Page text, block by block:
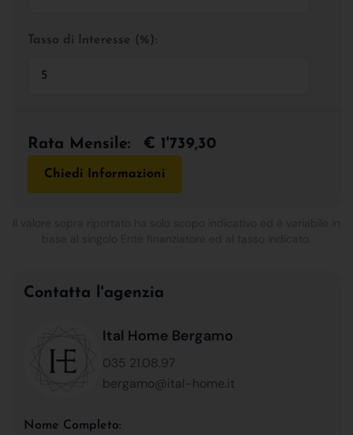
Tasso di Interesse (%):
Rata Mensile: € 1'739,30
Chiedi Informazioni
Contatta l'agenzia
Ital Home Bergamo
035 21.08.97
bergamo@ital-home.it
Nome Completo: